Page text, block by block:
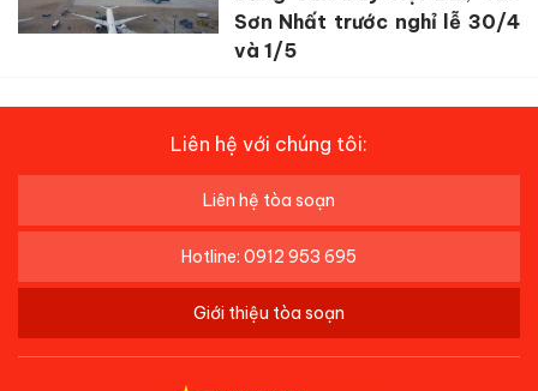
Sơn Nhất trước nghỉ lễ 30/4
và 1/5
Liên hệ với chúng tôi:
Liên hệ tòa soạn
Hotline: 0912 953 695
Giới thiệu tòa soạn